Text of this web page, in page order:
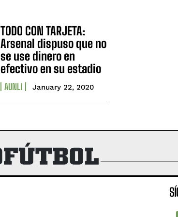
TODO CON TARJETA:
Arsenal dispuso que no
se use dinero en
efectivo en su estadio
AUNLI January 22, 2020